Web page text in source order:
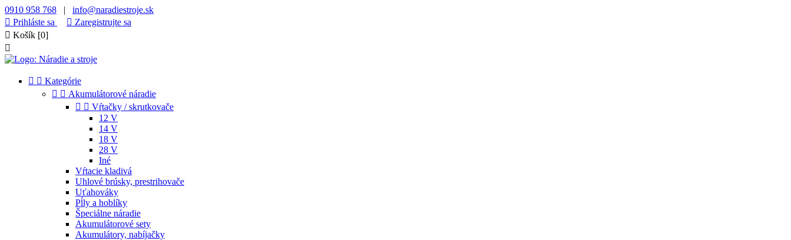
0910 958 768 | info@naradiestroje.sk
 Prihláste sa  Zaregistrujte sa
 Košík [0]

  Kategórie
  Akumulátorové náradie
  Vŕtačky / skrutkovače
12 V
14 V
18 V
28 V
Iné
Vŕtacie kladivá
Uhlové brúsky, prestrihovače
Uťahováky
Pĺly a hoblíky
Špeciálne náradie
Akumulátorové sety
Akumulátory, nabíjačky